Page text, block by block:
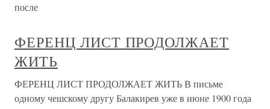
после
ФЕРЕНЦ ЛИСТ ПРОДОЛЖАЕТ
ЖИТЬ
ФЕРЕНЦ ЛИСТ ПРОДОЛЖАЕТ ЖИТЬ В письме
одному чешскому другу Балакирев уже в июне 1900 года